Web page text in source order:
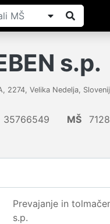
s.p.
, 2274, Velika Nedelja,
35766549 MŠ
Prevajanje in
s.p.